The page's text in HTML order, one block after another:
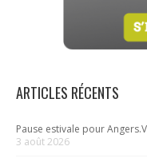
ARTICLES RÉCENTS
Pause estivale pour
3 août 2026